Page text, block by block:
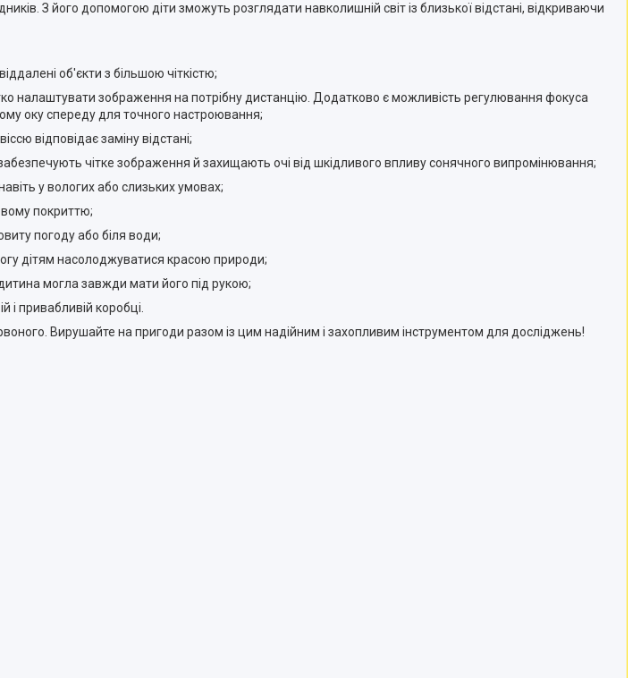
З його допомогою діти зможуть розглядати навколишній світ із близької відстані, відкриваючи
об'єкти з більшою чіткістю;
налаштувати зображення на потрібну дистанцію. Додатково є можливість регулювання фокуса
оку спереду для точного настроювання;
відповідає заміну відстані;
чітке зображення й захищають очі від шкідливого впливу сонячного випромінювання;
у вологих або слизьких умовах;
покриттю;
погоду або біля води;
дітям насолоджуватися красою природи;
могла завжди мати його під рукою;
привабливій коробці.
Вирушайте на пригоди разом із цим надійним і захопливим інструментом для досліджень!